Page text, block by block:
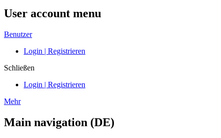
User account menu
Benutzer
Login | Registrieren
Schließen
Login | Registrieren
Mehr
Main navigation (DE)